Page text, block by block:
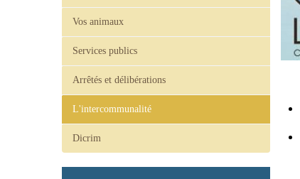
Vos animaux
Services publics
Arrêtés et délibérations
L'intercommunalité
Dicrim